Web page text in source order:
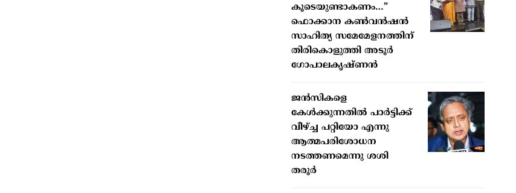
കൂടെയുണ്ടാകണം…”
ഫൊക്കാന കണ്‍വന്‍ഷന്‍
സാഹിത്യ സമേമേളനത്തിന്
തിരികൊളുത്തി അടൂര്‍
ഗോപാലകൃഷ്ണന്‍
ജന്‍സികളെ
കേള്‍ക്കുന്നതില്‍ പാര്‍ട്ടിക്ക്
വീഴ്ച്ച പറ്റിയോ എന്നു
ആത്മപരിശോധന
നടത്തണമെന്നു ശശി
തരൂര്‍